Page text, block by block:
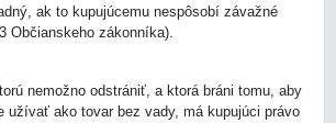
ak to kupujúcemu nespôsobí závažné
Občianskeho zákonníka).
nemožno odstrániť, a ktorá bráni tomu, aby
užívať ako tovar bez vady, má kupujúci právo